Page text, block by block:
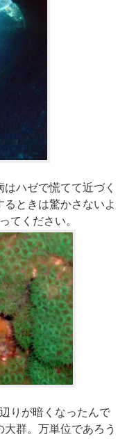
ハゼで慌てて近づく
ときは驚かさないよ
てください。
りが暗くなったんで
大群。万単位であろう